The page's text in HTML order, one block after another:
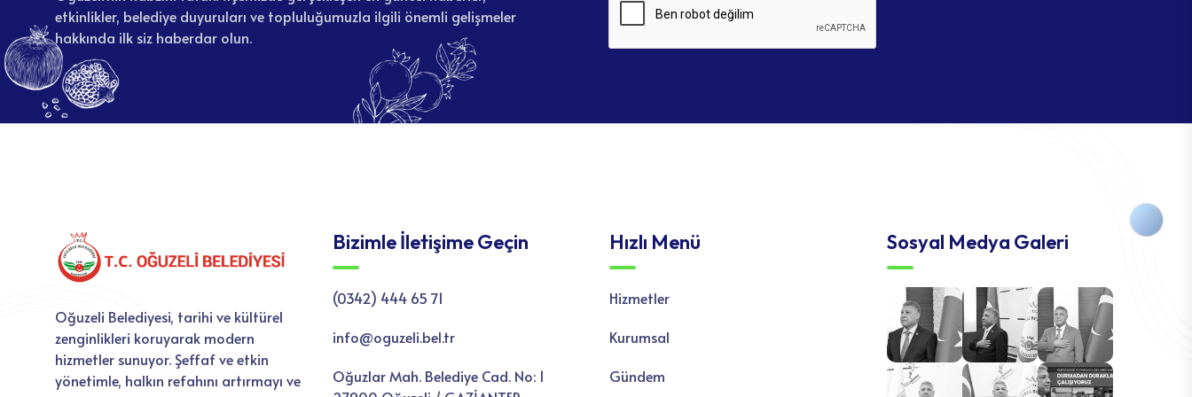
etkinlikler, belediye duyuruları ve topluluğumuzla ilgili önemli gelişmeler
hakkında ilk siz haberdar olun.
Oğuzeli Belediyesi, tarihi ve kültürel
zenginlikleri koruyarak modern
hizmetler sunuyor. Şeffaf ve etkin
yönetimle, halkın refahını artırmayı ve
Bizimle İletişime Geçin
(0342) 444 65 71
info@oguzeli.bel.tr
Oğuzlar Mah. Belediye Cad. No: 1
27900 Oğuzeli / GAZİANTEP
Hızlı Menü
Hizmetler
Kurumsal
Gündem
Sosyal Medya Galeri